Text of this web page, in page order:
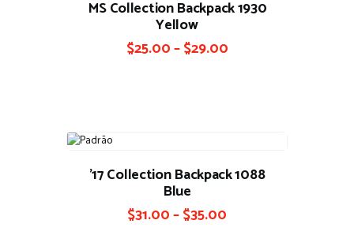
MS Collection Backpack 1930
Yellow
$25.00–$29.00
’17 Collection Backpack 1088
Blue
$31.00–$35.00